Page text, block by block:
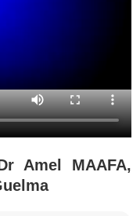
Amel MAAFA,